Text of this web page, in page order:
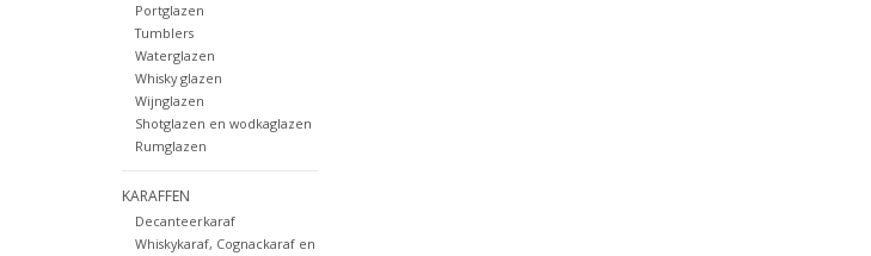
Portglazen
Tumblers
Waterglazen
Whisky glazen
Wijnglazen
Shotglazen en wodkaglazen
Rumglazen
KARAFFEN
Decanteerkaraf
Whiskykaraf, Cognackaraf en